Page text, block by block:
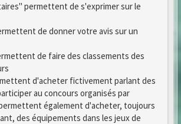
permettent de s'exprimer sur le
de donner votre avis sur un
de faire des classements des
d'acheter fictivement parlant des
au concours organisés par
également d'acheter, toujours
des équipements dans les jeux de